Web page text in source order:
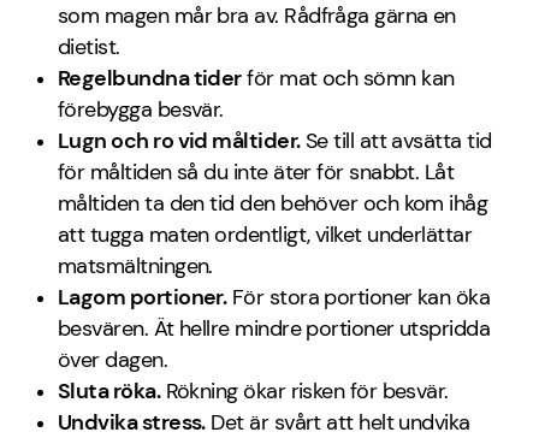
som magen mår bra av. Rådfråga gärna en
dietist.
Regelbundna tiderför mat och sömn kan
förebygga besvär.
Lugn och ro vid måltider.Se till att avsätta tid
för måltiden så du inte äter för snabbt. Låt
måltiden ta den tid den behöver och kom ihåg
att tugga maten ordentligt, vilket underlättar
matsmältningen.
Lagom portioner.För stora portioner kan öka
besvären. Ät hellre mindre portioner utspridda
över dagen.
Sluta röka.Rökning ökar risken för besvär.
Undvika stress.Det är svårt att helt undvika